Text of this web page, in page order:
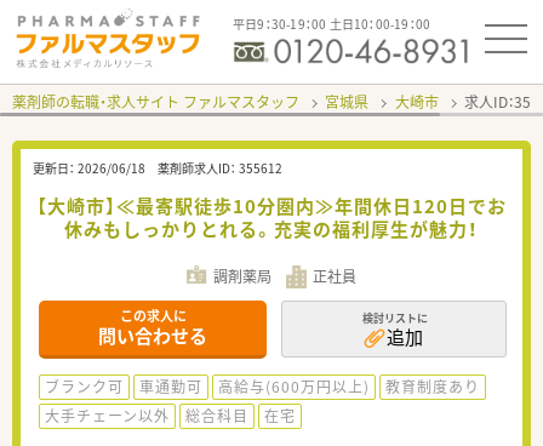
平日9：30-19：00 土日10：00-19：00
薬剤師の転職・求人サイト ファルマスタッフ 宮城県 大崎市 求人ID：
更新日： 2026/06/18 薬剤師求人ID： 355612
【大崎市】≪最寄駅徒歩10分圏内≫年間休日120日でお
休みもしっかりとれる。充実の福利厚生が魅力！
調剤薬局 正社員
この求人に
問い合わせる
検討リストに
追加
ブランク可 車通勤可 高給与(600万円以上)
教育制度あり
大手チェーン以外
総合科目 在宅